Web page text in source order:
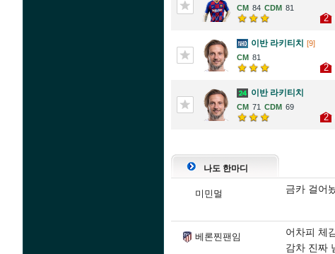
84
81
2
이반 라키티치
[9]
81
2
이반 라키티치
71 69
2
나도 한마디
미민멀 금카 걸어
베론찐팬임
어차피 체
감차 진짜